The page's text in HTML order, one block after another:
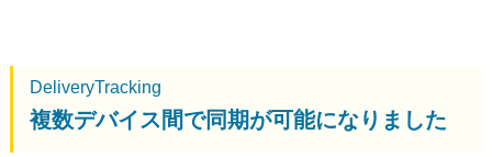
DeliveryTracking
複数デバイス間で同期が可能になりました